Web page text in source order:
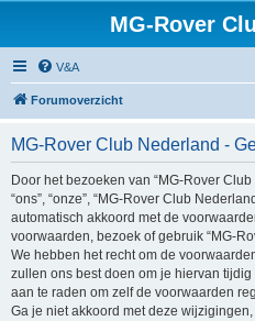
MG-Rover
V&A
Forumoverzicht
MG-Rover Club Nederland -
Door het bezoeken van “MG-Rover
“ons”, “onze”, “MG-Rover Club
automatisch akkoord met de
voorwaarden, bezoek of gebruik “MG-
We hebben het recht om de
zullen ons best doen om je hiervan
aan te raden om zelf de voorwaarden
Ga je niet akkoord met deze